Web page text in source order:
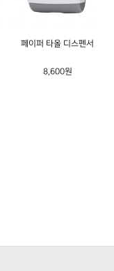
페이퍼 타올 디스펜서
8,600원